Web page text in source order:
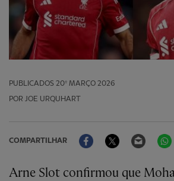
PUBLICADOS 20º MARÇO 2026
POR JOE URQUHART
COMPARTILHAR
FacebookTwitter Email
Arne Slot confirmou que